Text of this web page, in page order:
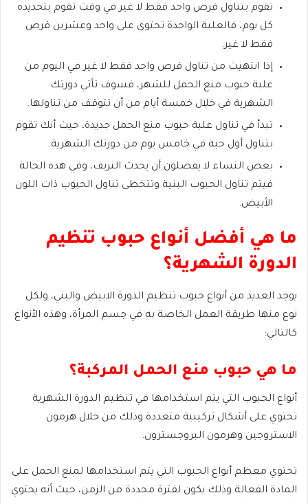
تقوم بتناول قرص واحد فقط لا غير في وقت تقوم بتحديده
كل يوم، فالعلبة الواحدة تحتوي على واحد وعشرين قرص
فقط لا غير.
إذا انتهيت من تناول قرص واحد فقط لا غير في اليوم من
علبة حبوب منع الحمل للشهر، فسوف تأتي دورتك
الشهرية في خلال خمسة أيام من أن تتوقف من تناولها.
تبدأ في تناول علبة حبوب منع الحمل جديدة، حيث أنك تقوم
بتناول أول حبة في خامس يوم من دورتك الشهرية.
بعض النساء لا يفضلون أن يحدث النزيف، وفي هذه الحالة
فيتم تناول الحبوب البنية وتتخطى تناول الحبوب ذات اللون
الأبيض.
ما هي أفضل أنواع حبوب تنظيم
الدورة الشهرية؟
يوجد العديد من أنواع حبوب تنظيم الدورة الابيض والبني، ولكل
نوع منها طريقة العمل الخاصة به في جسم المرأة، وهذه الأنواع
كالتالي:
ما هي حبوب منع الحمل المركبة؟
أنواع الحبوب التي يتم استخدامها في تنظيم الدورة الشهرية
تحتوي على أشكال تركيبية متعددة وذلك من خلال هرمون
الاستروجين وهرمون البروجسترون.
تحتوي معظم أنواع الحبوب التي يتم استخدامها لمنع الحمل على
المادة الفعالة وذلك يكون لفترة محددة من الزمن، حيث أنه يحتوي